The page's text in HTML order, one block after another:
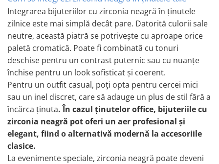
Integrarea bijuteriilor cu zirconia neagră în ținutele
zilnice este mai simplă decât pare. Datorită culorii sale
neutre, această piatră se potrivește cu aproape orice
paletă cromatică. Poate fi combinată cu tonuri
deschise pentru un contrast puternic sau cu nuanțe
închise pentru un look sofisticat și coerent.
Pentru un outfit casual, poți opta pentru cercei mici
sau un inel discret, care să adauge un plus de stil fără a
încărca ținuta. În cazul ținutelor office, bijuteriile cu
zirconia neagră pot oferi un aer profesional și
elegant, fiind o alternativă modernă la accesoriile
clasice.
La evenimente speciale, zirconia neagră poate deveni